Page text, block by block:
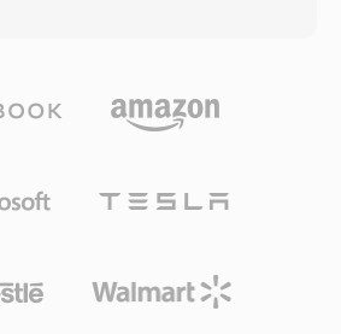
bit-po-bicie do 24-
atuty to szeroka obsluga
informacyjno-rozrywkowych w
problemy z plyty lub
kazdego, kto pracuje z
PCM ze znakiem, a takze
rowniez interwaly ciszy,
i punkty znacznikowe, dajac
dzwieku. Istotna zaleta bylo